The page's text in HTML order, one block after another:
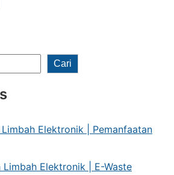
Cari
Elektronik | Pemanfaatan
Limbah Elektronik | E-Waste